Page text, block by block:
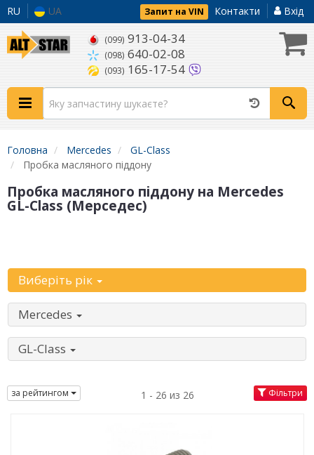
RU UA Запит на VIN Контакти Вхід
(099) 913-04-34
(098) 640-02-08
(093) 165-17-54
Головна Mercedes
GL-Class
Пробка масляного піддону
Пробка масляного піддону на Mercedes
GL-Class (Мерседес)
Виберіть рік
Mercedes
GL-Class
за рейтингом 1 - 26 из 26 Фільтри